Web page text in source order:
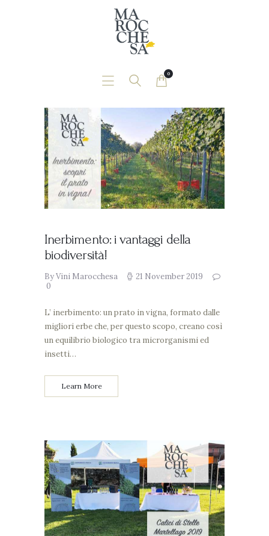
0
Inerbimento: i vantaggi della
biodiversità!
By Vini Marocchesa
21 November 2019
0
L’ inerbimento: un prato in vigna, formato dalle
migliori erbe che, per questo scopo, creano così
un equilibrio biologico tra microrganismi ed
insetti…
Learn More